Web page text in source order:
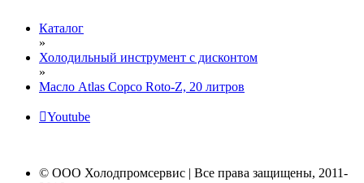
Каталог
»
Холодильный инструмент с дисконтом
»
Масло Atlas Copco Roto-Z, 20 литров
Youtube
© ООО Холодпромсервис | Все права защищены, 2011-